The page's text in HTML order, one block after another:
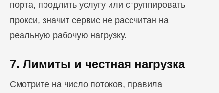
порта, продлить услугу или сгруппировать
прокси, значит сервис не рассчитан на
реальную рабочую нагрузку.
7. Лимиты и честная нагрузка
Смотрите на число потоков, правила